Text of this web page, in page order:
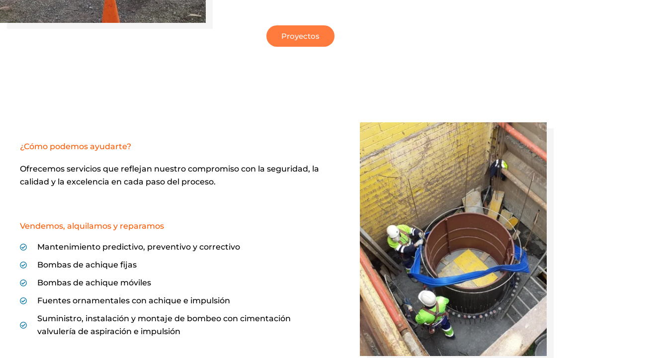
Proyectos
¿Cómo podemos ayudarte?
Ofrecemos servicios que reflejan nuestro compromiso con la seguridad, la
calidad y la excelencia en cada paso del proceso.
Vendemos, alquilamos y reparamos
Mantenimiento predictivo, preventivo y correctivo
Bombas de achique fijas
Bombas de achique móviles
Fuentes ornamentales con achique e impulsión
Suministro, instalación y montaje de bombeo con cimentación
valvulería de aspiración e impulsión